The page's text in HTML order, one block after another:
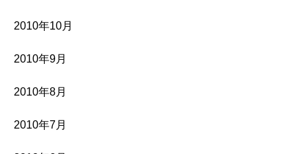
2010年10月
2010年9月
2010年8月
2010年7月